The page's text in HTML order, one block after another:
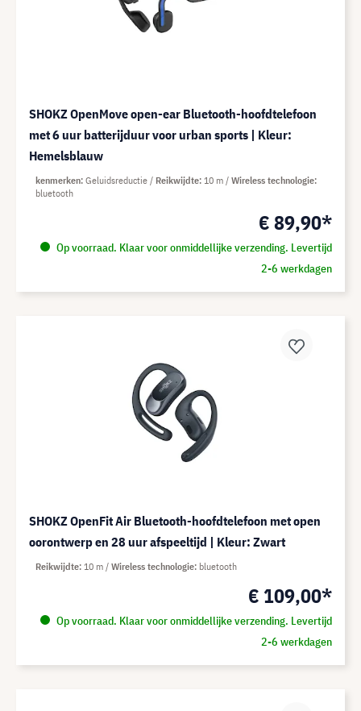
SHOKZ OpenMove open-ear Bluetooth-hoofdtelefoon
met 6 uur batterijduur voor urban sports | Kleur:
Hemelsblauw
€ 89,90*
Op voorraad. Klaar voor onmiddellijke verzending. Levertijd
2-6 werkdagen
kenmerken Geluidsreductie Reikwijdte 10 m
Wireless technologie
bluetooth
SHOKZ OpenFit Air Bluetooth-hoofdtelefoon met open
oorontwerp en 28 uur afspeeltijd | Kleur: Zwart
€ 109,00*
Op voorraad. Klaar voor onmiddellijke verzending. Levertijd
2-6 werkdagen
Reikwijdte 10 m Wireless technologie bluetooth